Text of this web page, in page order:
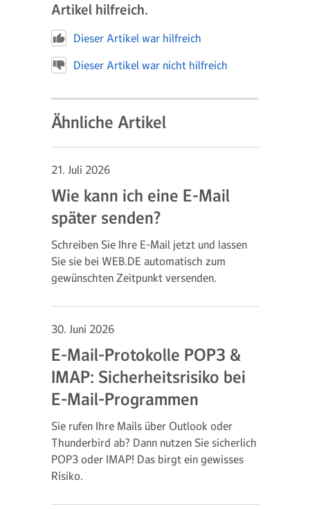
Artikel hilfreich.
Dieser Artikel war hilfreich
Dieser Artikel war nicht hilfreich
Ähnliche Artikel
21. Juli 2026
Wie kann ich eine E-Mail
später senden?
Schreiben Sie Ihre E-Mail jetzt und lassen
Sie sie bei WEB.DE automatisch zum
gewünschten Zeitpunkt versenden.
30. Juni 2026
E-Mail-Protokolle POP3 &
IMAP: Sicherheitsrisiko bei
E-Mail-Programmen
Sie rufen Ihre Mails über Outlook oder
Thunderbird ab? Dann nutzen Sie sicherlich
POP3 oder IMAP! Das birgt ein gewisses
Risiko.